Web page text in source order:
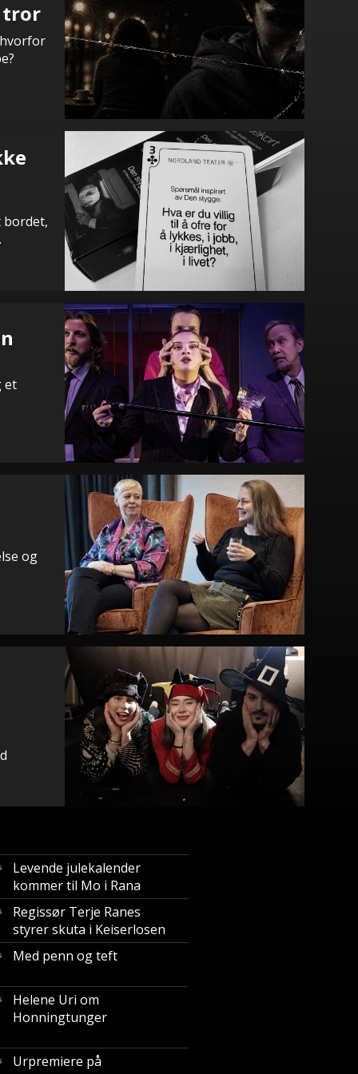
tror
bordet,
et
og
Levende julekalender
kommer til Mo i Rana
Regissør Terje Ranes
styrer skuta i Keiserlosen
Med penn og teft
Helene Uri om
Honningtunger
Urpremiere på